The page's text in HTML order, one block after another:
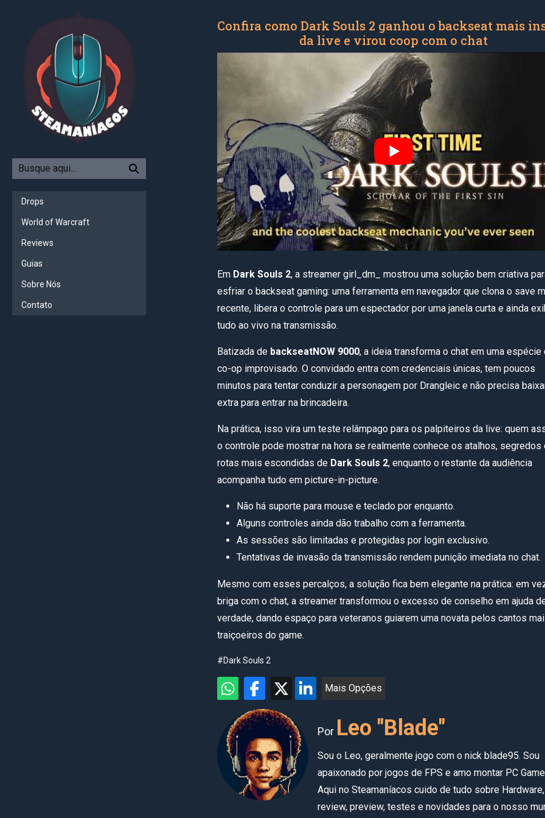
Drops
World of Warcraft
Reviews
Guias
Sobre Nós
Contato
Confira como Dark Souls 2 ganhou o backseat mais
da live e virou coop com o chat
Em Dark Souls 2, a streamer girl_dm_ mostrou uma solução bem criativa
esfriar o backseat gaming: uma ferramenta em navegador que clona o save
recente, libera o controle para um espectador por uma janela curta e ainda
tudo ao vivo na transmissão.
Batizada de backseatNOW 9000, a ideia transforma o chat em uma espécie
co-op improvisado. O convidado entra com credenciais únicas, tem poucos
minutos para tentar conduzir a personagem por Drangleic e não precisa
extra para entrar na brincadeira.
Na prática, isso vira um teste relâmpago para os palpiteiros da live: quem
o controle pode mostrar na hora se realmente conhece os atalhos, segredos
rotas mais escondidas de Dark Souls 2, enquanto o restante da audiência
acompanha tudo em picture-in-picture.
Não há suporte para mouse e teclado por enquanto.
Alguns controles ainda dão trabalho com a ferramenta.
As sessões são limitadas e protegidas por login exclusivo.
Tentativas de invasão da transmissão rendem punição imediata no chat.
Mesmo com esses percalços, a solução fica bem elegante na prática: em
briga com o chat, a streamer transformou o excesso de conselho em ajuda
verdade, dando espaço para veteranos guiarem uma novata pelos cantos
traiçoeiros do game.
#Dark Souls 2
Mais Opções
Por Leo "Blade"
Sou o Leo, geralmente jogo com o nick blade95. Sou
apaixonado por jogos de FPS e amo montar PC
Aqui no Steamaníacos cuido de tudo sobre Hardware,
review, preview, testes e novidades para o nosso